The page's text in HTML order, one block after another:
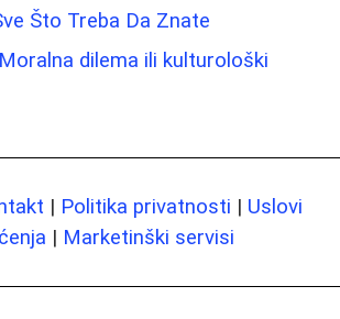
Što Treba Da Znate
dilema ili kulturološki
| Politika privatnosti | Uslovi
| Marketinški servisi